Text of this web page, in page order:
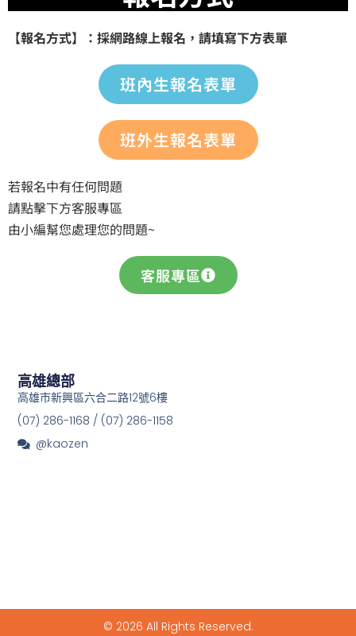
【報名方式】：採網路線上報名，請填寫下方表單
班內生報名表單
班外生報名表單
若報名中有任何問題
請點擊下方客服專區
由小編幫您處理您的問題~
客服專區
高雄總部
高雄市新興區六合二路12號6樓
(07) 286-1168 / (07) 286-1158
@kaozen
© 2026 All Rights Reserved.